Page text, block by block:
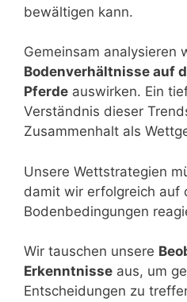
bewältigen kann.
Gemeinsam analysieren
Bodenverhältnisse auf
Pferde auswirken. Ein
Verständnis dieser
Zusammenhalt als
Unsere Wettstrategien
damit wir erfolgreich auf
Bodenbedingungen
Wir tauschen unsere
Erkenntnisse aus, um
Entscheidungen zu